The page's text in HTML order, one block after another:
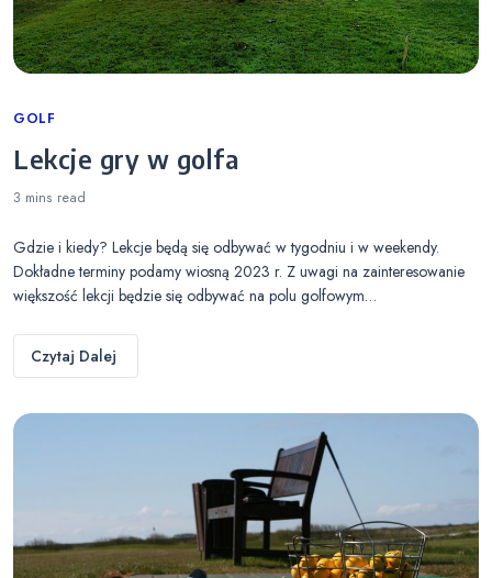
Categories
GOLF
Lekcje gry w golfa
3 mins read
Gdzie i kiedy? Lekcje będą się odbywać w tygodniu i w weekendy.
Dokładne terminy podamy wiosną 2023 r. Z uwagi na zainteresowanie
większość lekcji będzie się odbywać na polu golfowym…
Czytaj Dalej